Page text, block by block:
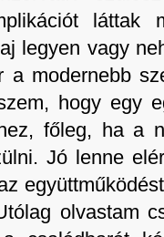
láttak
legyen vagy
a modernebb
hogy egy
főleg, ha a
Jó lenne
olvastam